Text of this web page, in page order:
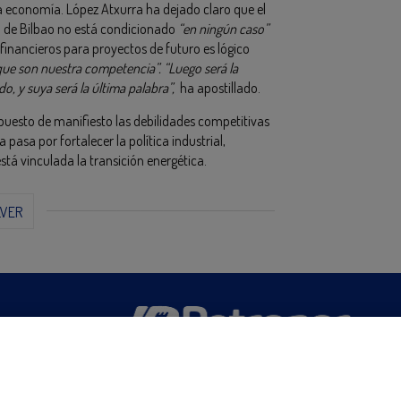
López Atxurra ha dejado claro que el
Bilbao no está condicionado “en ningún caso”
para proyectos de futuro es lógico
son nuestra competencia”. “Luego será la
y suya será la última palabra”, ha apostillado.
de manifiesto las debilidades competitivas
pasa por fortalecer la política industrial,
vinculada la transición energética.